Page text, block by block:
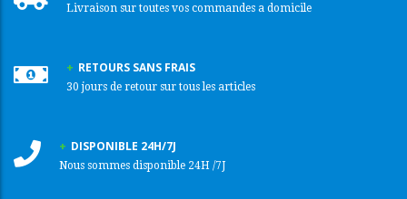
Livraison sur toutes vos commandes a domicile
RETOURS SANS FRAIS
30 jours de retour sur tous les articles
DISPONIBLE 24H/7J
Nous sommes disponible 24H /7J